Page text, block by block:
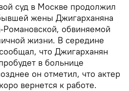
суд в Москве продолжил
жены Джигарханяна
обвиняемой
жизни. В середине
что Джигарханян
в больнице
он отметил, что актер
вернется к работе.